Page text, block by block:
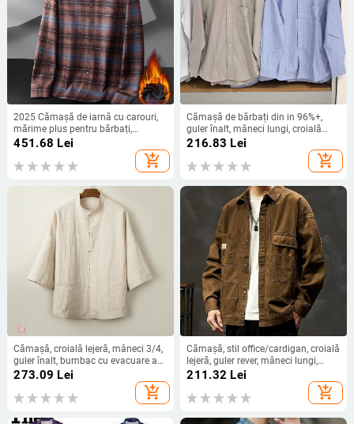
2025 Cămașă de iarnă cu carouri,
mărime plus pentru bărbați,
mânecă lungă, căptușită cu fleece,
451.68 Lei
add_shopping_cart
Cămașă de bărbați din in 96%+,
guler înalt, mâneci lungi, croială
lejeră
216.83 Lei
add_shopping_cart
Cămașă, croială lejeră, mâneci 3/4,
guler înalt, bumbac cu evacuare a
umezelii
273.09 Lei
add_shopping_cart
Cămașă, stil office/cardigan, croială
lejeră, guler rever, mâneci lungi,
țesătură poliester
211.32 Lei
add_shopping_cart